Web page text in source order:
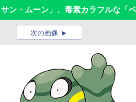
サン・ムーン」、毒素カラフルな「
次の画像